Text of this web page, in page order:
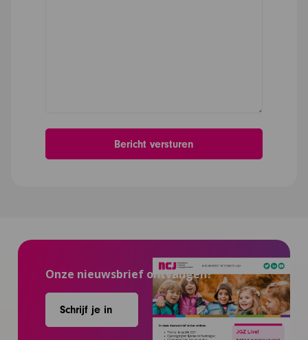
Onze nieuwsbrief ontvangen?
Schrijf je in